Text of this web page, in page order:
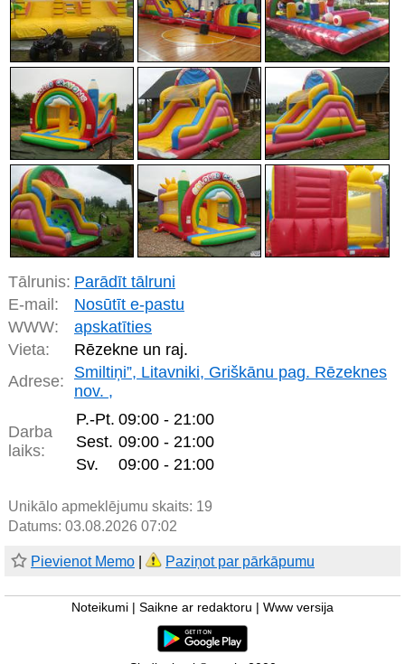
Tālrunis: Parādīt tālruni
E-mail:
Nosūtīt e-pastu
WWW:
apskatīties
Vieta:
Rēzekne un raj.
Adrese:
Smiltiņi”, Litavniki, Griškānu pag. Rēzeknes
nov. ,
Darba
laiks:
P.-Pt. 09:00 - 21:00
Sest. 09:00 - 21:00
Sv.
09:00 - 21:00
Unikālo apmeklējumu skaits: 19
Datums: 03.08.2026 07:02
Pievienot Memo Paziņot par pārkāpumu
Noteikumi Saikne ar redaktoru Www versija